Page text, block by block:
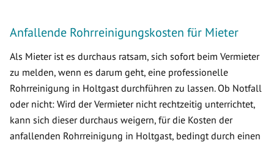
Anfallende Rohrreinigungskosten für Mieter
Als Mieter ist es durchaus ratsam, sich sofort beim Vermieter
zu melden, wenn es darum geht, eine professionelle
Rohrreinigung in Holtgast durchführen zu lassen. Ob Notfall
oder nicht: Wird der Vermieter nicht rechtzeitig unterrichtet,
kann sich dieser durchaus weigern, für die Kosten der
anfallenden Rohrreinigung in Holtgast, bedingt durch einen